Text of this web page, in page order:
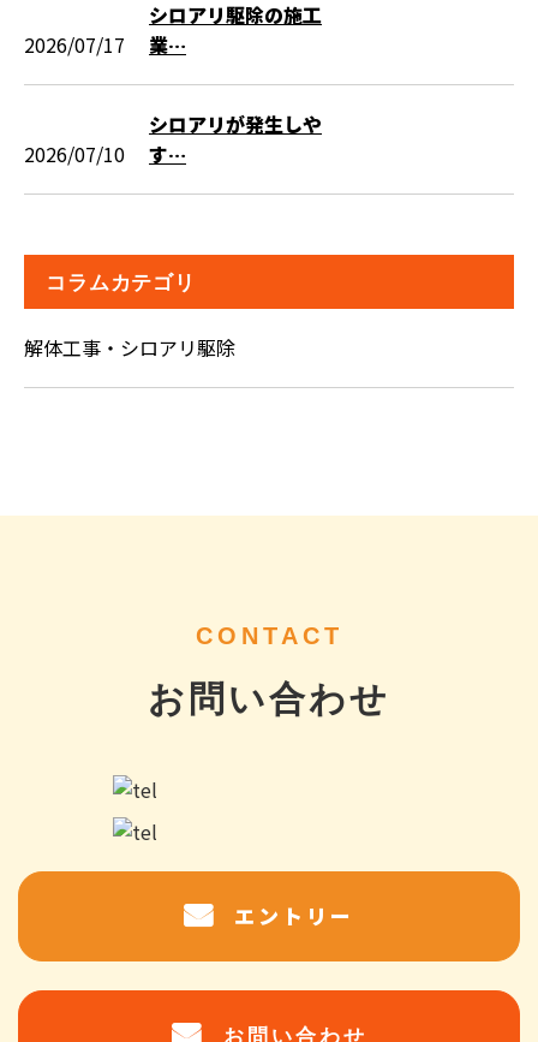
2026/07/17
シロアリ駆除の施工
業…
2026/07/10
シロアリが発生しや
す…
コラムカテゴリ
解体工事・シロアリ駆除
CONTACT
お問い合わせ
エントリー
お問い合わせ